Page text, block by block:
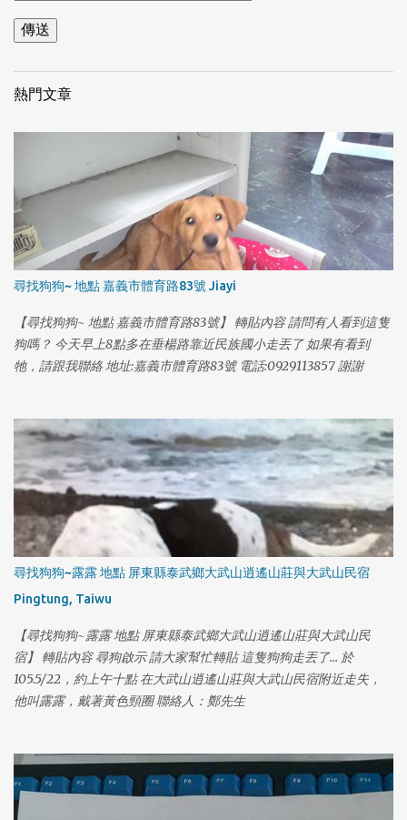
熱門文章
1
尋找狗狗~ 地點 嘉義市體育路83號 Jiayi
【尋找狗狗~ 地點 嘉義市體育路83號】 轉貼內容 請問有人看到這隻
狗嗎？ 今天早上8點多在垂楊路靠近民族國小走丟了 如果有看到
牠，請跟我聯絡 地址:嘉義市體育路83號 電話:0929113857 謝謝
尋找狗狗~露露 地點 屏東縣泰武鄉大武山逍遙山莊與大武山民宿
Pingtung, Taiwu
【尋找狗狗~露露 地點 屏東縣泰武鄉大武山逍遙山莊與大武山民
宿】 轉貼內容 尋狗啟示 請大家幫忙轉貼 這隻狗狗走丟了... 於
105.5/22，約上午十點 在大武山逍遙山莊與大武山民宿附近走失，
他叫露露，戴著黃色頸圈 聯絡人：鄭先生